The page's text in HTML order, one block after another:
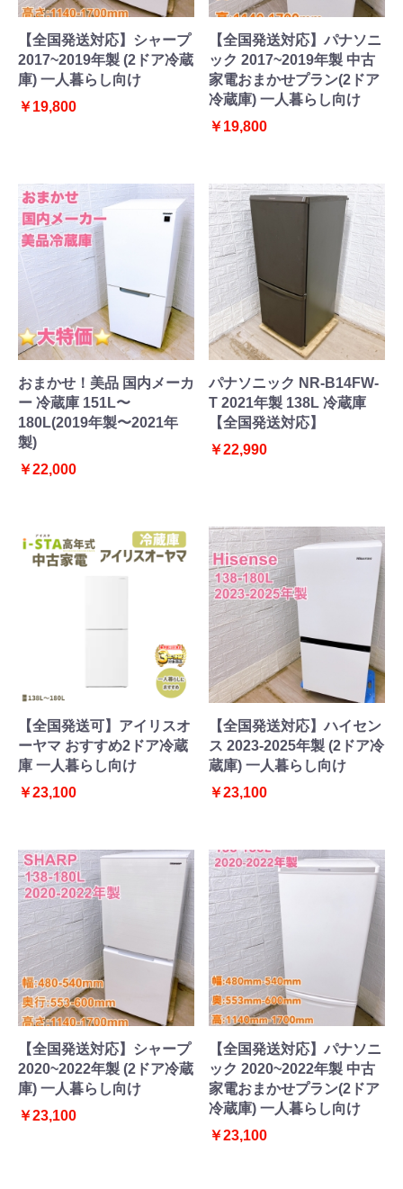
【全国発送対応】シャープ
2017~2019年製 (2ドア冷蔵
庫) 一人暮らし向け
￥19,800
【全国発送対応】パナソニ
ック 2017~2019年製 中古
家電おまかせプラン(2ドア
冷蔵庫) 一人暮らし向け
￥19,800
おまかせ！美品 国内メーカ
ー 冷蔵庫 151L〜
180L(2019年製〜2021年
製)
￥22,000
パナソニック NR-B14FW-
T 2021年製 138L 冷蔵庫
【全国発送対応】
￥22,990
【全国発送可】アイリスオ
ーヤマ おすすめ2ドア冷蔵
庫 一人暮らし向け
￥23,100
【全国発送対応】ハイセン
ス 2023-2025年製 (2ドア冷
蔵庫) 一人暮らし向け
￥23,100
【全国発送対応】シャープ
2020~2022年製 (2ドア冷蔵
庫) 一人暮らし向け
￥23,100
【全国発送対応】パナソニ
ック 2020~2022年製 中古
家電おまかせプラン(2ドア
冷蔵庫) 一人暮らし向け
￥23,100